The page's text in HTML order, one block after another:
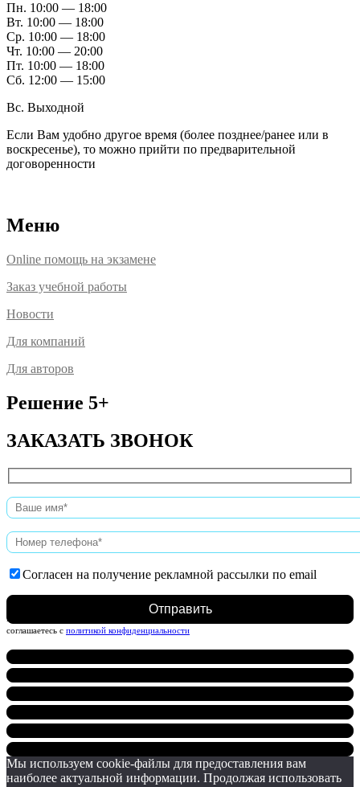
Пн. 10:00 — 18:00
Вт. 10:00 — 18:00
Ср. 10:00 — 18:00
Чт. 10:00 — 20:00
Пт. 10:00 — 18:00
Сб. 12:00 — 15:00
Вс. Выходной
Если Вам удобно другое время (более позднее/ранее или в
воскресенье), то можно прийти по предварительной
договоренности
Меню
Online помощь на экзамене
Заказ учебной работы
Новости
Для компаний
Для авторов
Решение 5+
ЗАКАЗАТЬ ЗВОНОК
Согласен на получение рекламной рассылки по email
Нажимая на кнопку, вы даете согласие на обработку персональных данных и
соглашаетесь c политикой конфиденциальности
Мы используем cookie-файлы для предоставления вам
наиболее актуальной информации. Продолжая использовать